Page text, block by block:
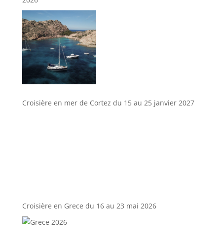
Croisière en mer de Cortez du 15 au 25 janvier 2027
Croisière en Grece du 16 au 23 mai 2026